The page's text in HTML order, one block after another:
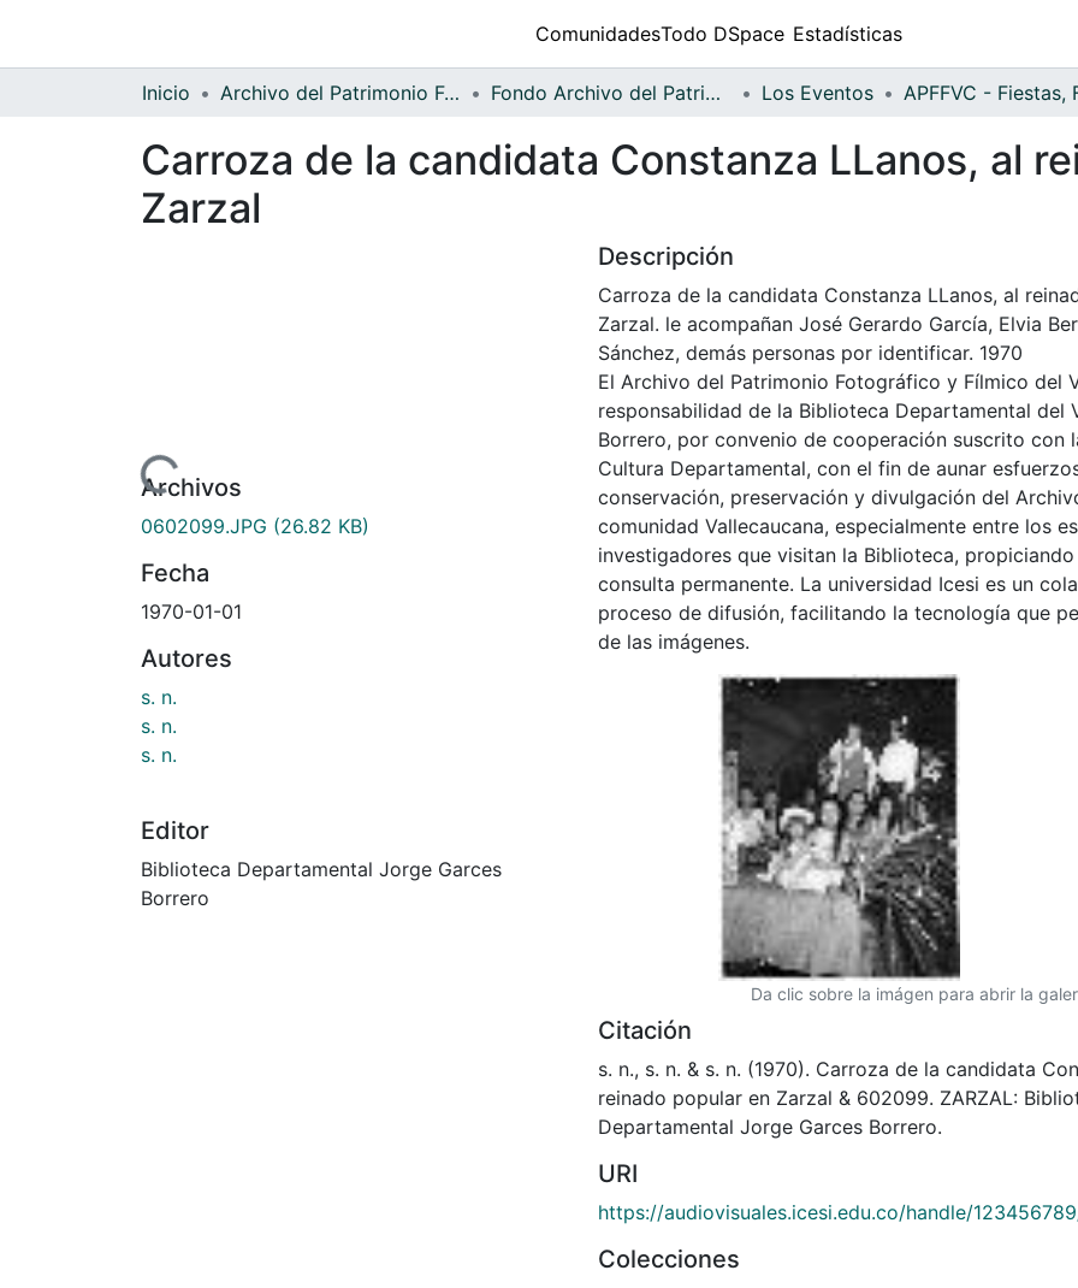
ComunidadesTodo DSpace Estadísticas
Inicio Archivo del Patrimonio Fotográfico y Fílmico del Valle del Cauca Fondo Archivo del Patrimonio Fotográfico y Fílmico del Valle del Cauca Los Eventos
Carroza de la candidata Constanza LLanos, al
Cargando...
Autores
s. n.
s. n.
Editor
Descripción
Carroza de la candidata Constanza LLanos, al
Zarzal. le acompañan José Gerardo García, Elvia
Sánchez, demás personas por identificar. 1970
El Archivo del Patrimonio Fotográfico y Fílmico del
responsabilidad de la Biblioteca Departamental del
Borrero, por convenio de cooperación suscrito con
Cultura Departamental, con el fin de aunar
conservación, preservación y divulgación del
comunidad Vallecaucana, especialmente entre los
investigadores que visitan la Biblioteca, propiciando
consulta permanente. La universidad Icesi es un
proceso de difusión, facilitando la tecnología que
Da clic sobre la imágen para abrir la
Citación
s. n., s. n. & s. n. (1970). Carroza de la candidata
reinado popular en Zarzal & 602099. ZARZAL:
URI